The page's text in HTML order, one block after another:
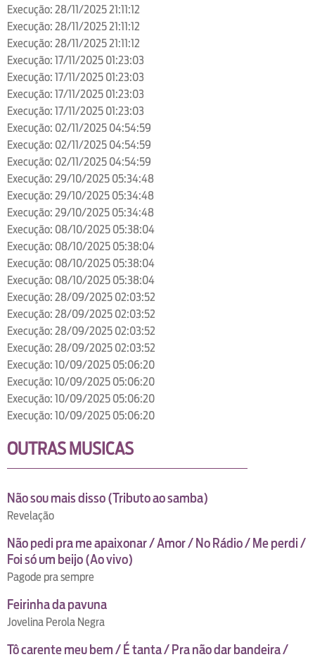
Execução: 28/11/2025 21:11:12
Execução: 28/11/2025 21:11:12
Execução: 28/11/2025 21:11:12
Execução: 17/11/2025 01:23:03
Execução: 17/11/2025 01:23:03
Execução: 17/11/2025 01:23:03
Execução: 17/11/2025 01:23:03
Execução: 02/11/2025 04:54:59
Execução: 02/11/2025 04:54:59
Execução: 02/11/2025 04:54:59
Execução: 29/10/2025 05:34:48
Execução: 29/10/2025 05:34:48
Execução: 29/10/2025 05:34:48
Execução: 08/10/2025 05:38:04
Execução: 08/10/2025 05:38:04
Execução: 08/10/2025 05:38:04
Execução: 08/10/2025 05:38:04
Execução: 28/09/2025 02:03:52
Execução: 28/09/2025 02:03:52
Execução: 28/09/2025 02:03:52
Execução: 28/09/2025 02:03:52
Execução: 10/09/2025 05:06:20
Execução: 10/09/2025 05:06:20
Execução: 10/09/2025 05:06:20
Execução: 10/09/2025 05:06:20
OUTRAS MUSICAS
Não sou mais disso (Tributo ao samba)
Revelação
Não pedi pra me apaixonar / Amor / No Rádio / Me perdi /
Foi só um beijo (Ao vivo)
Pagode pra sempre
Feirinha da pavuna
Jovelina Perola Negra
Tô carente meu bem / É tanta / Pra não dar bandeira /